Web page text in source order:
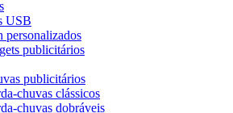
USB
personalizados
publicitários
publicitários
chuvas clássicos
chuvas dobráveis